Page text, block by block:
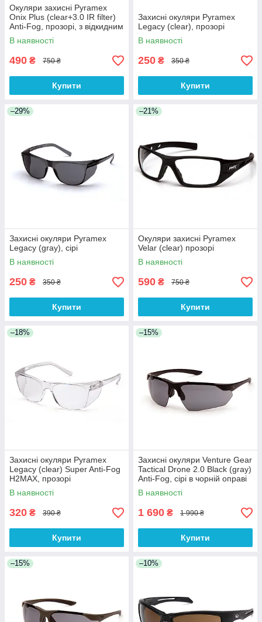
Окуляри захисні Pyramex
Onix Plus (clear+3.0 IR filter)
Anti-Fog, прозорі, з відкидним
фільтром від ІнфраЧерв
випромін
В наявності
490 ₴ 750 ₴
Купити
Захисні окуляри Pyramex
Legacy (clear), прозорі
В наявності
250 ₴ 350 ₴
Купити
–29%
Захисні окуляри Pyramex
Legacy (gray), сірі
В наявності
250 ₴ 350 ₴
Купити
–21%
Окуляри захисні Pyramex
Velar (clear) прозорі
В наявності
590 ₴ 750 ₴
Купити
–18%
Захисні окуляри Pyramex
Legacy (clear) Super Anti-Fog
H2MAX, прозорі
В наявності
320 ₴ 390 ₴
Купити
–15%
Захисні окуляри Venture Gear
Tactical Drone 2.0 Black (gray)
Anti-Fog, сірі в чорній оправі
В наявності
1 690 ₴ 1 990 ₴
Купити
–15% –10%